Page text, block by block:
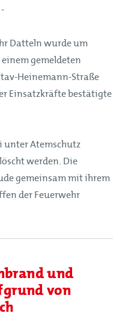
Datteln wurde um
gemeldeten
Heinemann-Straße
Einsatzkräfte bestätigte
unter Atemschutz
werden. Die
gemeinsam mit ihrem
der Feuerwehr
und
von